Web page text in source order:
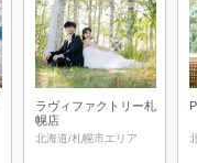
ラヴィファクトリー札
幌店
北海道/札幌市エリア